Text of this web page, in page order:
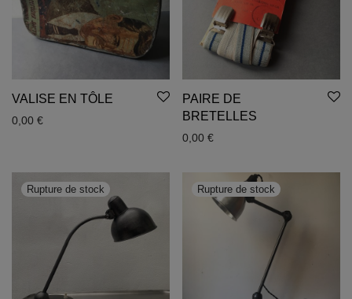
VALISE EN TÔLE
0,00 €
PAIRE DE
BRETELLES
0,00 €